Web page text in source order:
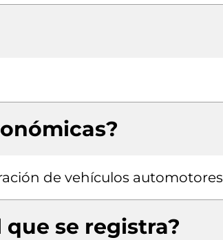
de vehículos automotores
se registra?